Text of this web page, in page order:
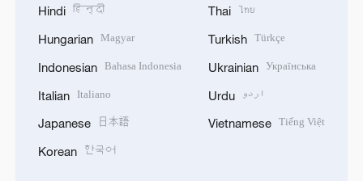
Hindi हिन्दी
Hungarian Magyar
Indonesian Bahasa Indonesia
Italian Italiano
Japanese 日本語
Korean 한국어
Thai ไทย
Turkish Türkçe
Ukrainian Українська
Urdu اردو
Vietnamese Tiếng Việt